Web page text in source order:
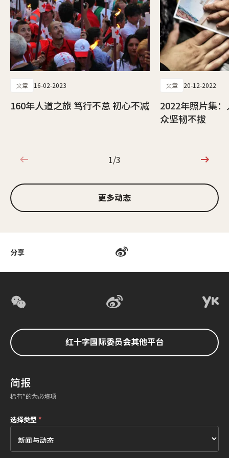
分享
文章 16-02-2023
160年人道之旅 笃行不怠 初心不减
文章 20-12-2022
2022年照片集
众坚韧不拔
1/3
1/3
更多动态
红十字国际委员会其他平台
简报
标有*的为必填项
选择类型 *